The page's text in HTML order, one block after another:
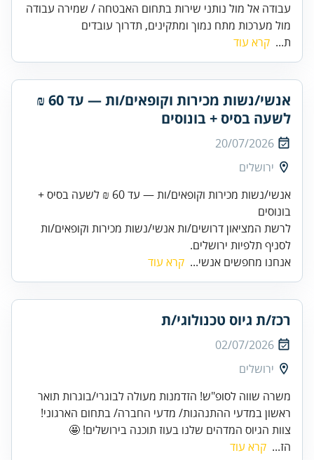
עבודה אל מול נותני שירות בתחום האבטחה / שמירה עבודה
מול מערכות מתח נמוך ומתקינים, תדרוך עובדים
ת... קרא עוד
אנשי/נשות מכירות וקופאים/ות — עד 60 ₪
לשעה בסיס + בונוסים
20/07/2026
ירושלים
אנשי/נשות מכירות וקופאים/ות — עד 60 ₪ לשעה בסיס +
בונוסים
לרשת המציאון דרושים/ות אנשי/נשות מכירות וקופאים/ות
לסניף תלפיות ירושלים.
אנחנו מחפשים אנשי... קרא עוד
רכז/ת גיוס טכנולוגי/ת
02/07/2026
ירושלים
משרה שווה לסופ"ש! הזדמנות מעולה לבוגרי/בוגרות תואר
ראשון במדעי ההתנהגות/ מדעי החברה/ בתחום הארגוני!
צוות הגיוס המדהים שלנו בעוז תוכנה בירושלים! 🤩
הז... קרא עוד